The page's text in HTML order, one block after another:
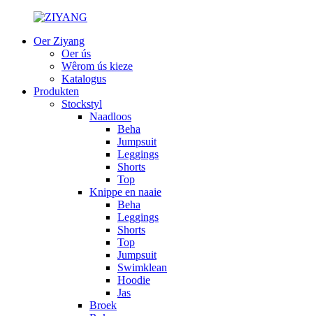
Oer Ziyang
Oer ús
Wêrom ús kieze
Katalogus
Produkten
Stockstyl
Naadloos
Beha
Jumpsuit
Leggings
Shorts
Top
Knippe en naaie
Beha
Leggings
Shorts
Top
Jumpsuit
Swimklean
Hoodie
Jas
Broek